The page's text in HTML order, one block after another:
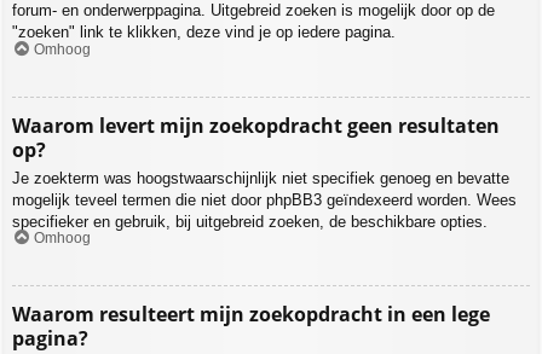
forum- en onderwerppagina. Uitgebreid zoeken is mogelijk door op de
"zoeken" link te klikken, deze vind je op iedere pagina.
Omhoog
Waarom levert mijn zoekopdracht geen resultaten
op?
Je zoekterm was hoogstwaarschijnlijk niet specifiek genoeg en bevatte
mogelijk teveel termen die niet door phpBB3 geïndexeerd worden. Wees
specifieker en gebruik, bij uitgebreid zoeken, de beschikbare opties.
Omhoog
Waarom resulteert mijn zoekopdracht in een lege
pagina?